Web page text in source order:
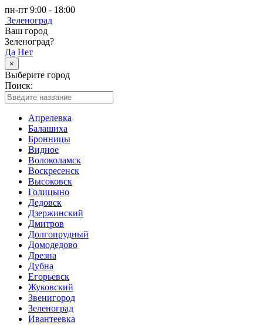
пн-пт 9:00 - 18:00
Зеленоград
Ваш город
Зеленоград?
Да Нет
×
Выберите город
Поиск:
Апрелевка
Балашиха
Бронницы
Видное
Волоколамск
Воскресенск
Высоковск
Голицыно
Дедовск
Дзержинский
Дмитров
Долгопрудный
Домодедово
Дрезна
Дубна
Егорьевск
Жуковский
Звенигород
Зеленоград
Ивантеевка